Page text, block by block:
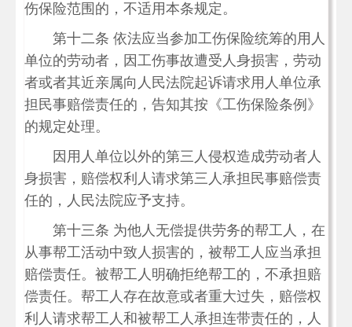
伤保险范围的，不适用本条规定。
第十二条 依法应当参加工伤保险统筹的用人
单位的劳动者，因工伤事故遭受人身损害，劳动
者或者其近亲属向人民法院起诉请求用人单位承
担民事赔偿责任的，告知其按《工伤保险条例》
的规定处理。
因用人单位以外的第三人侵权造成劳动者人
身损害，赔偿权利人请求第三人承担民事赔偿责
任的，人民法院应予支持。
第十三条 为他人无偿提供劳务的帮工人，在
从事帮工活动中致人损害的，被帮工人应当承担
赔偿责任。被帮工人明确拒绝帮工的，不承担赔
偿责任。帮工人存在故意或者重大过失，赔偿权
利人请求帮工人和被帮工人承担连带责任的，人